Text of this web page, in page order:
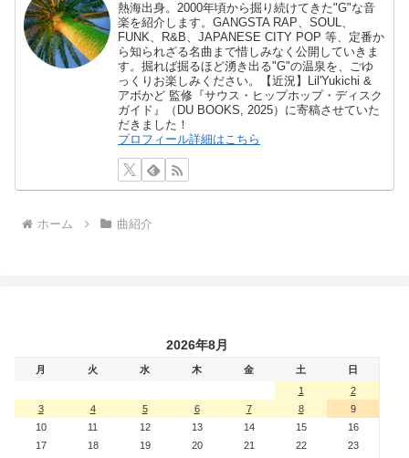
熱海出身。2000年頃から掘り続けてきた"G"な音
楽を紹介します。GANGSTA RAP、SOUL、
FUNK、R&B、JAPANESE CITY POP 等、定番か
ら知られざる名曲まで惜しみなく公開していきま
す。掘れば掘るほど湧き出る"G"の温泉を、ごゆ
っくりお楽しみください。【近況】Lil'Yukichi &
アボかど 監修『サウス・ヒップホップ・ディスク
ガイド』（DU BOOKS, 2025）に寄稿させていた
だきました！
プロフィール詳細はこちら
ホーム 曲紹介
2026年8月
月 火 水 木 金 土
日
1
2
3
4 5 6 7 8
9
10
11 12 13 14 15
16
17
18 19 20 21 22
23